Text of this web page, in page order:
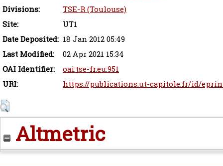
Divisions:
TSE-R (Toulouse)
Site:
UT1
Date Deposited: 18 Jan 2012 05:49
Last Modified:
02 Apr 2021 15:34
OAI Identifier:
oai:tse-fr.eu:951
URI:
https://publications.ut-capitole.fr/id/
Altmetric